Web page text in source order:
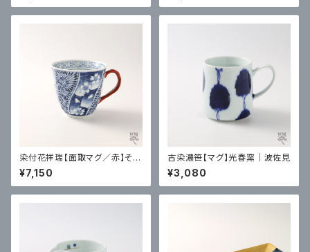
染付花祥瑞【面取マグ／赤】そう
た窯｜有田
¥7,150
古染濃笹【マグ】光春窯｜波佐見
¥3,080